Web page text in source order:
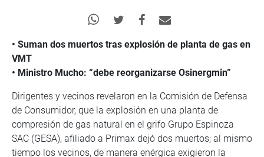
• Suman dos muertos tras explosión de planta de gas en
VMT
• Ministro Mucho: “debe reorganizarse Osinergmin”
Dirigentes y vecinos revelaron en la Comisión de Defensa
de Consumidor, que la explosión en una planta de
compresión de gas natural en el grifo Grupo Espinoza
SAC (GESA), afiliado a Primax dejó dos muertos; al mismo
tiempo los vecinos, de manera enérgica exigieron la